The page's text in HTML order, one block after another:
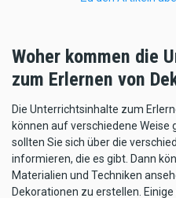
Woher kommen die
zum Erlernen von
Die Unterrichtsinhalte zum
können auf verschiedene
sollten Sie sich über die
informieren, die es gibt. Dann
Materialien und Techniken
Dekorationen zu erstellen.